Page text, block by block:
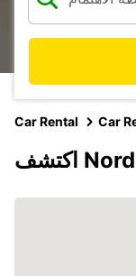
Car Rental Car